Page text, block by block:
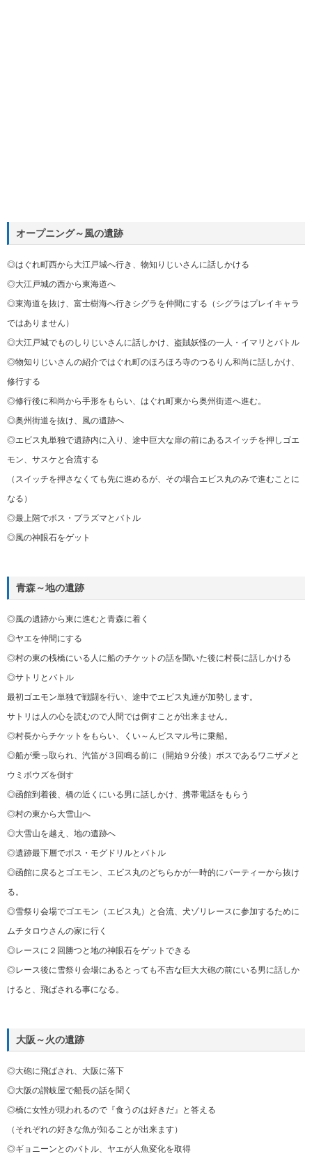
オープニング～風の遺跡
◎はぐれ町西から大江戸城へ行き、物知りじいさんに話しかける
◎大江戸城の西から東海道へ
◎東海道を抜け、富士樹海へ行きシグラを仲間にする（シグラはプレイキャラ
ではありません）
◎大江戸城でものしりじいさんに話しかけ、盗賊妖怪の一人・イマリとバトル
◎物知りじいさんの紹介ではぐれ町のほろほろ寺のつるりん和尚に話しかけ、
修行する
◎修行後に和尚から手形をもらい、はぐれ町東から奥州街道へ進む。
◎奥州街道を抜け、風の遺跡へ
◎エビス丸単独で遺跡内に入り、途中巨大な扉の前にあるスイッチを押しゴエ
モン、サスケと合流する
（スイッチを押さなくても先に進めるが、その場合エビス丸のみで進むことに
なる）
◎最上階でボス・プラズマとバトル
◎風の神眼石をゲット
青森～地の遺跡
◎風の遺跡から東に進むと青森に着く
◎ヤエを仲間にする
◎村の東の桟橋にいる人に船のチケットの話を聞いた後に村長に話しかける
◎サトリとバトル
最初ゴエモン単独で戦闘を行い、途中でエビス丸達が加勢します。
サトリは人の心を読むので人間では倒すことが出来ません。
◎村長からチケットをもらい、くい～んビスマル号に乗船。
◎船が乗っ取られ、汽笛が３回鳴る前に（開始９分後）ボスであるワニザメと
ウミボウズを倒す
◎函館到着後、橋の近くにいる男に話しかけ、携帯電話をもらう
◎村の東から大雪山へ
◎大雪山を越え、地の遺跡へ
◎遺跡最下層でボス・モグドリルとバトル
◎函館に戻るとゴエモン、エビス丸のどちらかが一時的にパーティーから抜け
る。
◎雪祭り会場でゴエモン（エビス丸）と合流、犬ゾリレースに参加するために
ムチタロウさんの家に行く
◎レースに２回勝つと地の神眼石をゲットできる
◎レース後に雪祭り会場にあるとっても不吉な巨大大砲の前にいる男に話しか
けると、飛ばされる事になる。
大阪～火の遺跡
◎大砲に飛ばされ、大阪に落下
◎大阪の讃岐屋で船長の話を聞く
◎橋に女性が現われるので『食うのは好きだ』と答える
（それぞれの好きな魚が知ることが出来ます）
◎ギョニーンとのバトル、ヤエが人魚変化を取得